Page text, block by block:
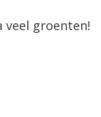
veel groenten!